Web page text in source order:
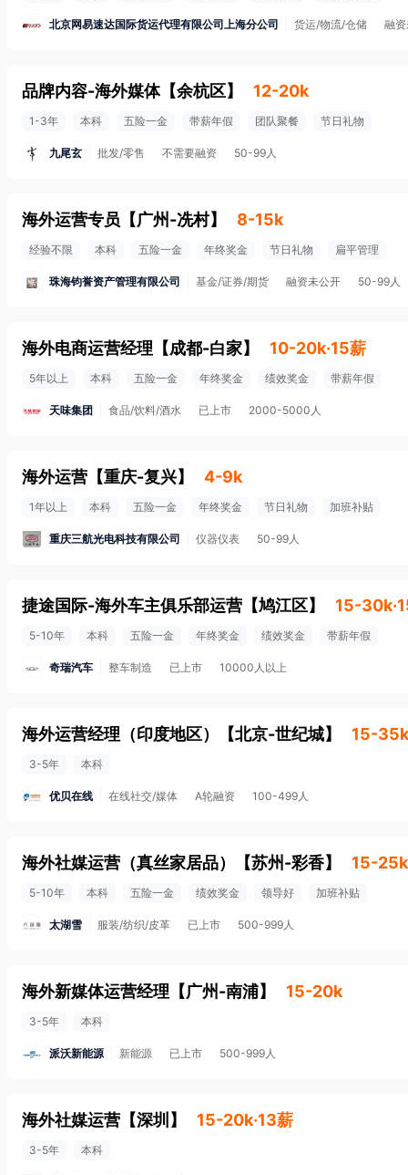
北京网易速达国际货运代理有限公司上海分公司 货运/物流/仓储 融
品牌内容-海外媒体 【余杭区】 12-20k
1-3年 本科 五险一金 带薪年假 团队聚餐 节日礼物
九尾玄 批发/零售 不需要融资 50-99人
海外运营专员 【广州-冼村】 8-15k
经验不限 本科 五险一金 年终奖金 节日礼物 扁平管理
珠海钧誉资产管理有限公司 基金/证券/期货 融资未公开 50-99人
海外电商运营经理 【成都-白家】 10-20k·15薪
5年以上 本科 五险一金 年终奖金 绩效奖金 带薪年假
天味集团 食品/饮料/酒水 已上市 2000-5000人
海外运营 【重庆-复兴】 4-9k
1年以上 本科 五险一金 年终奖金 节日礼物 加班补贴
重庆三航光电科技有限公司 仪器仪表 50-99人
捷途国际-海外车主俱乐部运营 【鸠江区】 15-
5-10年 本科 五险一金 年终奖金 绩效奖金 带薪年假
奇瑞汽车 整车制造 已上市 10000人以上
海外运营经理（印度地区） 【北京-世纪城】 15-35k
3-5年 本科
优贝在线 在线社交/媒体 A轮融资 100-499人
海外社媒运营（真丝家居品） 【苏州-彩香】 15-25k
5-10年 本科 五险一金 绩效奖金 领导好 加班补贴
太湖雪 服装/纺织/皮革 已上市 500-999人
海外新媒体运营经理 【广州-南浦】 15-20k
3-5年 本科
派沃新能源 新能源 已上市 500-999人
海外社媒运营 【深圳 】 15-20k·13薪
3-5年 本科